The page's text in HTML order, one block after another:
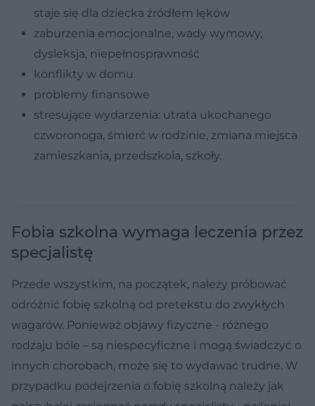
staje się dla dziecka źródłem lęków
zaburzenia emocjonalne, wady wymowy,
dysleksja, niepełnosprawność
konflikty w domu
problemy finansowe
stresujące wydarzenia: utrata ukochanego
czworonoga, śmierć w rodzinie, zmiana miejsca
zamieszkania, przedszkola, szkoły.
Fobia szkolna wymaga leczenia przez
specjalistę
Przede wszystkim, na początek, należy próbować
odróżnić fobię szkolną od pretekstu do zwykłych
wagarów. Ponieważ objawy fizyczne - różnego
rodzaju bóle – są niespecyficzne i mogą świadczyć o
innych chorobach, może się to wydawać trudne. W
przypadku podejrzenia o fobię szkolną należy jak